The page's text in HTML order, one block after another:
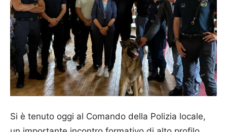
Si è tenuto oggi al Comando della Polizia locale,